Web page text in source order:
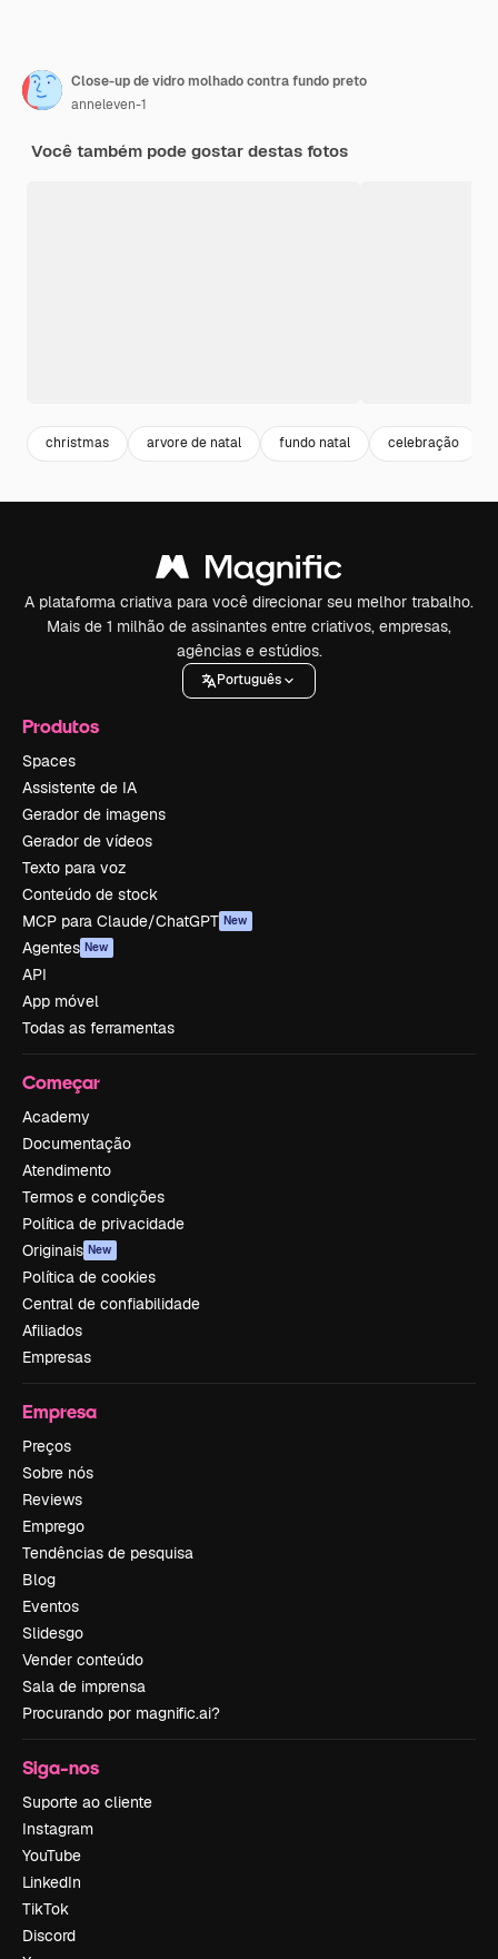
Close-up de vidro molhado contra fundo preto
anneleven-1
Você também pode gostar destas fotos
christmas arvore de natal fundo natal celebração
A plataforma criativa para você direcionar seu melhor trabalho.
Mais de 1 milhão de assinantes entre criativos, empresas,
agências e estúdios.
Português
Produtos
Spaces
Assistente de IA
Gerador de imagens
Gerador de vídeos
Texto para voz
Conteúdo de stock
MCP para Claude/ChatGPT New
Agentes New
API
App móvel
Todas as ferramentas
Começar
Academy
Documentação
Atendimento
Termos e condições
Política de privacidade
Originais New
Política de cookies
Central de confiabilidade
Afiliados
Empresas
Empresa
Preços
Sobre nós
Reviews
Emprego
Tendências de pesquisa
Blog
Eventos
Slidesgo
Vender conteúdo
Sala de imprensa
Procurando por magnific.ai?
Siga-nos
Suporte ao cliente
Instagram
YouTube
LinkedIn
TikTok
Discord